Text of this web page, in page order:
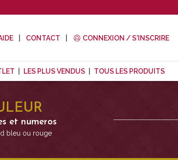
CONTACT CONNEXION / S'INSCRIRE
LES PLUS VENDUS TOUS LES PRODUITS
et numeros
bleu ou rouge